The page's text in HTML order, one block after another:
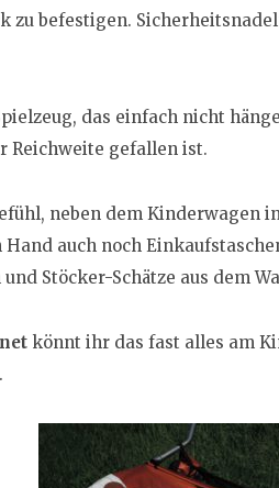
zu befestigen.
das einfach nicht
Reichweite gefallen ist.
neben dem Kinderwagen
auch noch
Stöcker-Schätze aus dem
könnt ihr das fast alles am